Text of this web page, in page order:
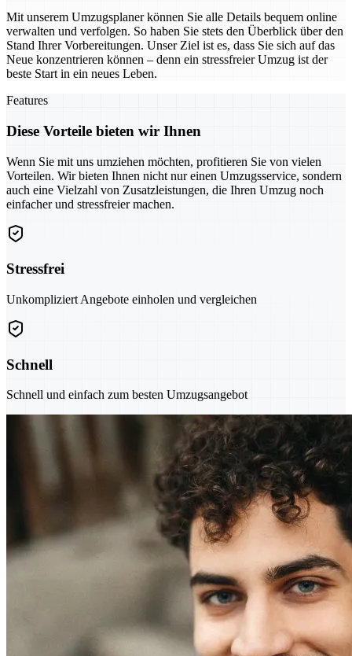
Mit unserem Umzugsplaner können Sie alle Details bequem online
verwalten und verfolgen. So haben Sie stets den Überblick über den
Stand Ihrer Vorbereitungen. Unser Ziel ist es, dass Sie sich auf das
Neue konzentrieren können – denn ein stressfreier Umzug ist der
beste Start in ein neues Leben.
Features
Diese Vorteile bieten wir Ihnen
Wenn Sie mit uns umziehen möchten, profitieren Sie von vielen
Vorteilen. Wir bieten Ihnen nicht nur einen Umzugsservice, sondern
auch eine Vielzahl von Zusatzleistungen, die Ihren Umzug noch
einfacher und stressfreier machen.
Stressfrei
Unkompliziert Angebote einholen und vergleichen
Schnell
Schnell und einfach zum besten Umzugsangebot